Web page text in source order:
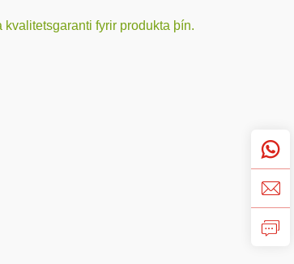
fyrir produkta þín.